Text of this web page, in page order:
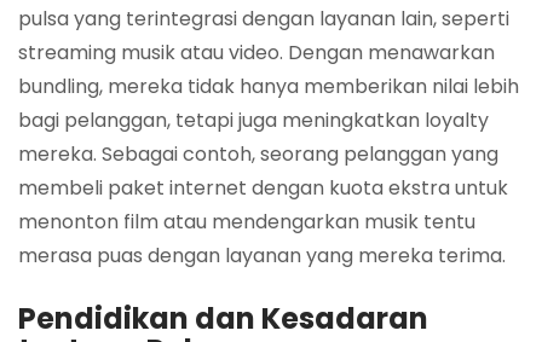
pulsa yang terintegrasi dengan layanan lain, seperti
streaming musik atau video. Dengan menawarkan
bundling, mereka tidak hanya memberikan nilai lebih
bagi pelanggan, tetapi juga meningkatkan loyalty
mereka. Sebagai contoh, seorang pelanggan yang
membeli paket internet dengan kuota ekstra untuk
menonton film atau mendengarkan musik tentu
merasa puas dengan layanan yang mereka terima.
Pendidikan dan Kesadaran